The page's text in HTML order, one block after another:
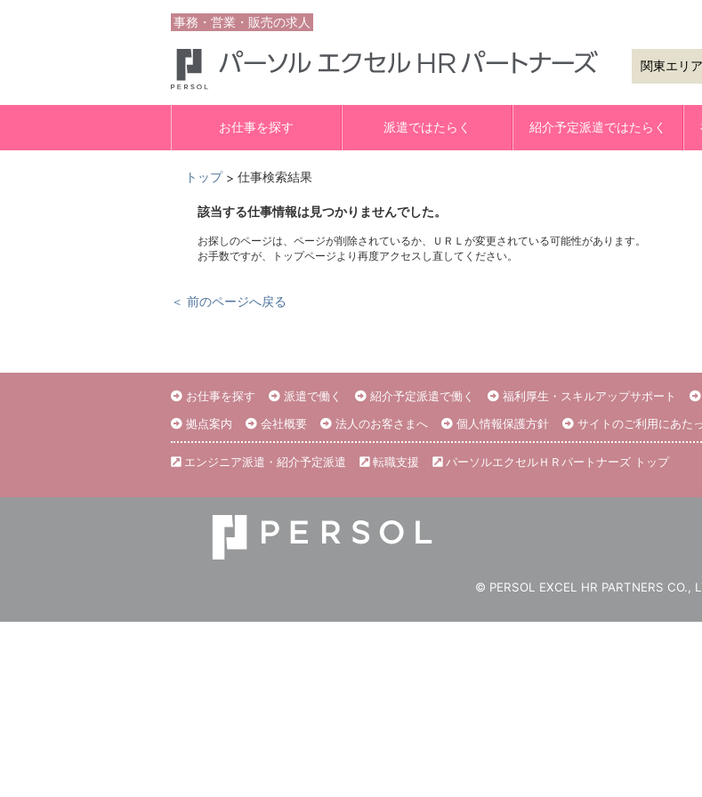
事務・営業・販売の求人
お仕事を探す 派遣ではたらく 紹介予定派遣ではたらく
トップ > 仕事検索結果
該当する仕事情報は見つかりませんでした。
お探しのページは、ページが削除されているか、ＵＲＬが変更されている可能性があります。
お手数ですが、トップページより再度アクセスし直してください。
＜ 前のページへ戻る
お仕事を探す 派遣で働く 紹介予定派遣で働く 福利厚生・スキルアップサポート
拠点案内
会社概要 法人のお客さまへ 個人情報保護方針 サイトのご利用にあた
エンジニア派遣・紹介予定派遣 転職支援 パーソルエクセルＨＲパートナーズ トップ
© PERSOL EXCEL HR PARTNERS CO.,